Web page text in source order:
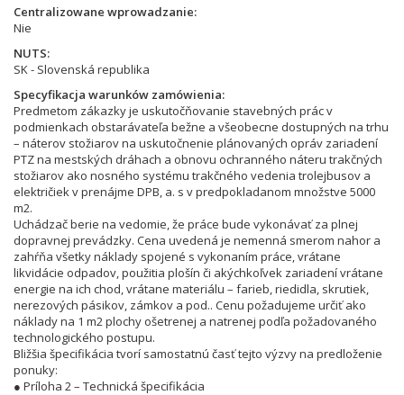
Centralizowane wprowadzanie
Nie
NUTS
SK - Slovenská republika
Specyfikacja warunków zamówienia
Predmetom zákazky je uskutočňovanie stavebných prác v
podmienkach obstarávateľa bežne a všeobecne dostupných na trhu
– náterov stožiarov na uskutočnenie plánovaných opráv zariadení
PTZ na mestských dráhach a obnovu ochranného náteru trakčných
stožiarov ako nosného systému trakčného vedenia trolejbusov a
električiek v prenájme DPB, a. s v predpokladanom množstve 5000
m2.
Uchádzač berie na vedomie, že práce bude vykonávať za plnej
dopravnej prevádzky. Cena uvedená je nemenná smerom nahor a
zahŕňa všetky náklady spojené s vykonaním práce, vrátane
likvidácie odpadov, použitia plošín či akýchkoľvek zariadení vrátane
energie na ich chod, vrátane materiálu – farieb, riedidla, skrutiek,
nerezových pásikov, zámkov a pod.. Cenu požadujeme určiť ako
náklady na 1 m2 plochy ošetrenej a natrenej podľa požadovaného
technologického postupu.
Bližšia špecifikácia tvorí samostatnú časť tejto výzvy na predloženie
ponuky:
● Príloha 2 – Technická špecifikácia